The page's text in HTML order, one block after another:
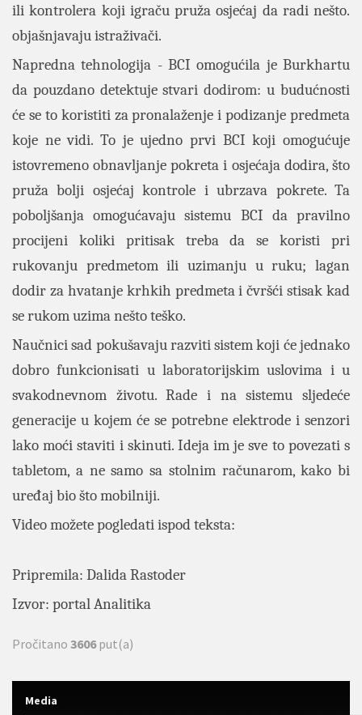
ili kontrolera koji igraču pruža osjećaj da radi nešto.
objašnjavaju istraživači.
Napredna tehnologija - BCI omogućila je Burkhartu
da pouzdano detektuje stvari dodirom: u budućnosti
će se to koristiti za pronalaženje i podizanje predmeta
koje ne vidi. To je ujedno prvi BCI koji omogućuje
istovremeno obnavljanje pokreta i osjećaja dodira, što
pruža bolji osjećaj kontrole i ubrzava pokrete. Ta
poboljšanja omogućavaju sistemu BCI da pravilno
procijeni koliki pritisak treba da se koristi pri
rukovanju predmetom ili uzimanju u ruku; lagan
dodir za hvatanje krhkih predmeta i čvršći stisak kad
se rukom uzima nešto teško.
Naučnici sad pokušavaju razviti sistem koji će jednako
dobro funkcionisati u laboratorijskim uslovima i u
svakodnevnom životu. Rade i na sistemu sljedeće
generacije u kojem će se potrebne elektrode i senzori
lako moći staviti i skinuti. Ideja im je sve to povezati s
tabletom, a ne samo sa stolnim računarom, kako bi
uređaj bio što mobilniji.
Video možete pogledati ispod teksta:
Pripremila: Dalida Rastoder
Izvor: portal Analitika
Pročitano 3606put(a)
Media